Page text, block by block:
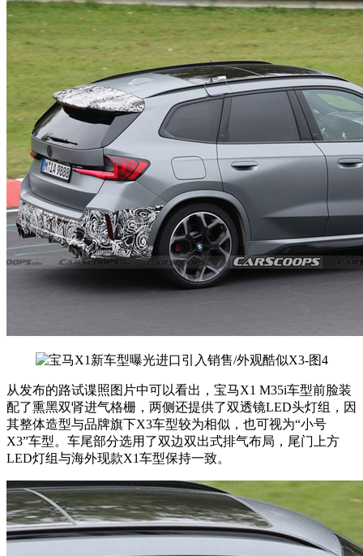
从发布的路试谍照图片中可以看出，宝马X1 M35i车型前脸装
配了熏黑双肾进气格栅，两侧还提供了双透镜LED头灯组，因
其整体造型与品牌旗下X3车型较为相似，也可视为“小号
X3”车型。车尾部分选用了双边双出式排气布局，尾门上方
LED灯组与海外现款X1车型保持一致。